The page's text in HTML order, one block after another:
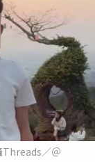
Threads／＠